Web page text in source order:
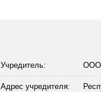
Учредитель: ООО
Адрес учредителя: